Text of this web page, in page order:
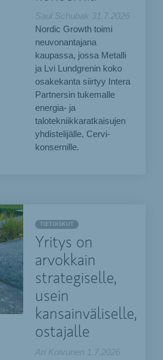
Saul Schubak 31.7.2026
Nordic Growth toimi
neuvonantajana
kaupassa, jossa Metalli
ja Lvi Lundgrenin koko
osakekanta siirtyy Intera
Partnersin tukemalle
energia- ja
talotekniikkaratkaisujen
yhdistelijälle, Cervi-
konsernille.
TIETOISKUT
Yritys on
arvokkain
strategiselle,
usein
kansainväliselle,
ostajalle
Ari Koivunen 1.7.2026